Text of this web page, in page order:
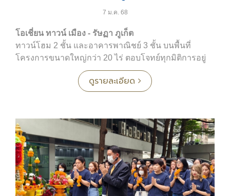
บริษัท โอเชี่ยน พรอพเพอร์ตี้ จำกัด เป็นผู้พัฒนา
อสังหาริมทรัพย์คุณภาพแบบครบวงจร ที่มุ่งมั่น
สร้างสรรค์โครงการที่ตอบสนองทุกไลฟ์สไตล์และความ
ต้องการ ด้วยประสบการณ์และความเชี่ยวชาญกว่า 35 ปี
บริษัทฯ ดำเนินธุรกิจครอบคลุมหลากหลายประเภท ได้แก่
โครงการที่อยู่อาศัยเพื่อขายและเช่า
⬤
โอเชี่ยน พอร์โตฟิโน่ จอมเทียน - พัทยา:
คอนโดมิเนียมพร้อมอยู่ริมท่าจอดเรือยอช์ทหรู จำนวน 37
ชั้น
⬤โอทู คอนโดมิเนียม เพลินจิต - กรุงเทพ: ห้องชุดดีไซน์
หรูร่วมสมัย 48 ยูนิต ในซอยนายเลิศ ถนนเพลินจิต
⬤โอเชี่ยน เรสซิเดนซ์ - ขอนแก่น: คอนโดมิเนียมโลว์
7 ม.ค. 68
โอเชี่ยน ทาวน์ เมือง - รัษฏา ภูเก็ต
ทาวน์โฮม 2 ชั้น และอาคารพาณิชย์ 3 ชั้น บนพื้นที่
โครงการขนาดใหญ่กว่า 20 ไร่ ตอบโจทย์ทุกมิติการอยู่
อาศัย ในสไตล์โมเดิร์นทรอปิคอล โดดเด่นด้วยนวัตกรรม
เพื่อการอยู่อาศัย อุ่นใจกับระบบรักษาความปลอดภัย
ทาวน์โฮม Type A: Shallow
- ทาวน์โฮม 2 ชั้น
- พื้นที่เริ่มต้น 20 ตารางวา
- พื้นที่ใช้สอย 115 ตารางเมตร
- 3 ห้องนอน 2 ห้องน้ำ
- จอดรถได้ 1 คัน
ดูรายละเอียด